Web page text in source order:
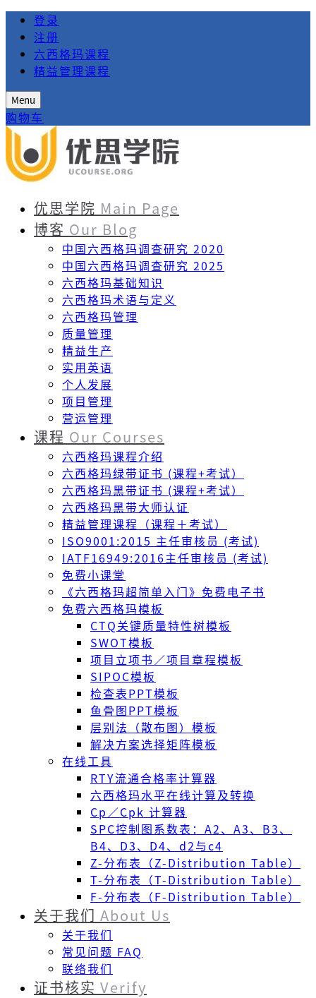
登录
注册
六西格玛课程
精益管理课程
Menu
购物车
优思学院 Main Page
博客 Our Blog
中国六西格玛调查研究 2020
中国六西格玛调查研究 2025
六西格玛基础知识
六西格玛术语与定义
六西格玛管理
质量管理
精益生产
实用英语
个人发展
项目管理
营运管理
课程 Our Courses
六西格玛课程介绍
六西格玛绿带证书 (课程+考试）
六西格玛黑带证书 (课程+考试）
六西格玛黑带大师认证
精益管理课程（课程＋考试）
ISO9001:2015 主任审核员 (考试)
IATF16949:2016主任审核员 (考试)
免费小课堂
《六西格玛超简单入门》免费电子书
免费六西格玛模板
CTQ关键质量特性树模板
SWOT模板
项目立项书／项目章程模板
SIPOC模板
检查表PPT模板
鱼骨图PPT模板
层别法（散布图）模板
解决方案选择矩阵模板
在线工具
RTY流通合格率计算器
六西格玛水平在线计算及转换
Cp／Cpk 计算器
SPC控制图系数表：A2、A3、B3、
B4、D3、D4、d2与c4
Z-分布表（Z-Distribution Table）
T-分布表（T-Distribution Table）
F-分布表（F-Distribution Table）
关于我们 About Us
关于我们
常见问题 FAQ
联络我们
证书核实 Verify